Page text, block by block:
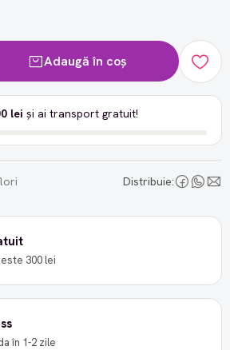
Adaugă în coș
lei și ai transport gratuit!
Distribuie:
300 lei
în 1-2 zile